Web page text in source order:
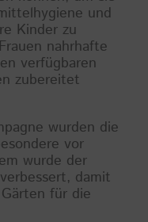
und
Kinder zu
nahrhafte
verfügbaren
zubereitet
wurden die
vor
wurde der
damit
für die